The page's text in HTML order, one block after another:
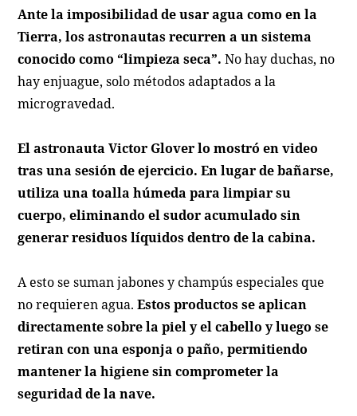
Ante la imposibilidad de usar agua como en la
Tierra, los astronautas recurren a un sistema
conocido como “limpieza seca”. No hay duchas, no
hay enjuague, solo métodos adaptados a la
microgravedad.
El astronauta Victor Glover lo mostró en video
tras una sesión de ejercicio. En lugar de bañarse,
utiliza una toalla húmeda para limpiar su
cuerpo, eliminando el sudor acumulado sin
generar residuos líquidos dentro de la cabina.
A esto se suman jabones y champús especiales que
no requieren agua.Estos productos se aplican
directamente sobre la piel y el cabello y luego se
retiran con una esponja o paño, permitiendo
mantener la higiene sin comprometer la
seguridad de la nave.